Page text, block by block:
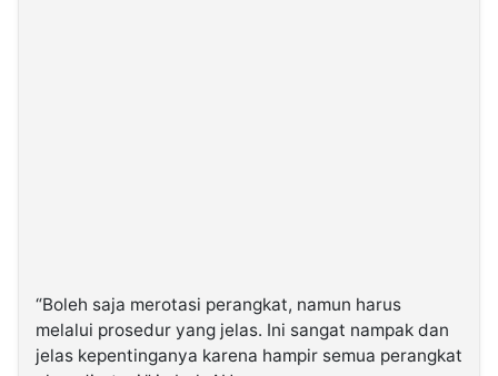
“Boleh saja merotasi perangkat, namun harus
melalui prosedur yang jelas. Ini sangat nampak dan
jelas kepentinganya karena hampir semua perangkat